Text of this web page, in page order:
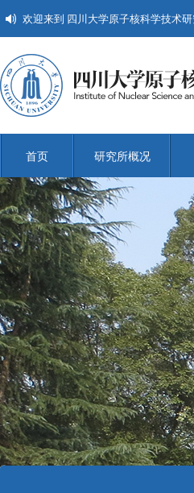
欢迎来到 四川大学原子核科学技术研
首页 研究所概况